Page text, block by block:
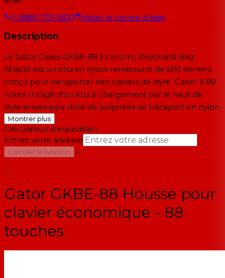
1-(888)-733-6631
Visiter le centre d'aide
Description
Le Gator Cases GKBE-88 Economy Keyboard Bag
(Black) est un étui en nylon rembourré de 600 deniers
conçu pour transporter des claviers de style "Casio" à 88
notes. Il s'agit d'un étui à chargement par le haut de
style enveloppe doté de poignées de transport en nylon.
Montrer plus
Calculateur d'expédition
Entrez votre adresse
Calculer la livraison
→
--
Gator GKBE-88 Housse pour
clavier économique - 88
touches